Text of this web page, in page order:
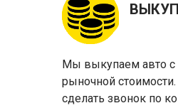
Мы выкупаем авто с
рыночной
сделать звонок по